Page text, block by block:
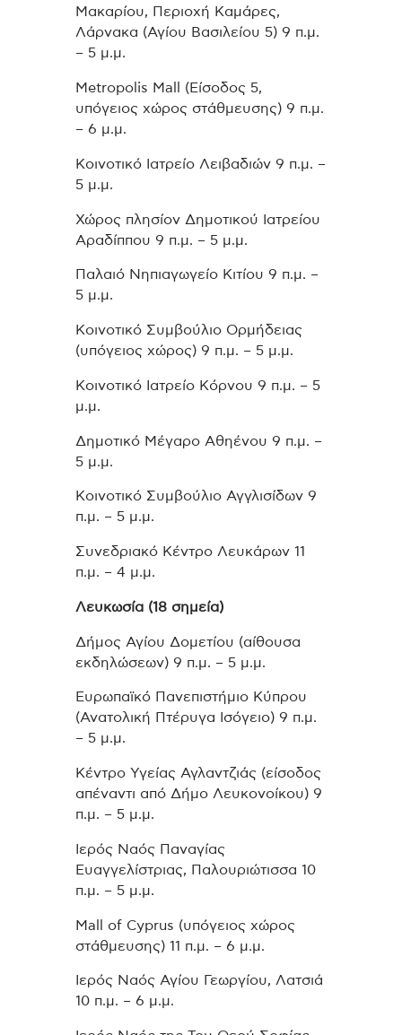
Μακαρίου, Περιοχή Καμάρες,
Λάρνακα (Αγίου Βασιλείου 5) 9 π.μ.
– 5 μ.μ.
Metropolis Mall (Είσοδος 5,
υπόγειος χώρος στάθμευσης) 9 π.μ.
– 6 μ.μ.
Κοινοτικό Ιατρείο Λειβαδιών 9 π.μ. –
5 μ.μ.
Χώρος πλησίον Δημοτικού Ιατρείου
Αραδίππου 9 π.μ. – 5 μ.μ.
Παλαιό Νηπιαγωγείο Κιτίου 9 π.μ. –
5 μ.μ.
Κοινοτικό Συμβούλιο Ορμήδειας
(υπόγειος χώρος) 9 π.μ. – 5 μ.μ.
Κοινοτικό Ιατρείο Κόρνου 9 π.μ. – 5
μ.μ.
Δημοτικό Μέγαρο Αθηένου 9 π.μ. –
5 μ.μ.
Κοινοτικό Συμβούλιο Αγγλισίδων 9
π.μ. – 5 μ.μ.
Συνεδριακό Κέντρο Λευκάρων 11
π.μ. – 4 μ.μ.
Λευκωσία (18 σημεία)
Δήμος Αγίου Δομετίου (αίθουσα
εκδηλώσεων) 9 π.μ. – 5 μ.μ.
Ευρωπαϊκό Πανεπιστήμιο Κύπρου
(Ανατολική Πτέρυγα Ισόγειο) 9 π.μ.
– 5 μ.μ.
Κέντρο Υγείας Αγλαντζιάς (είσοδος
απέναντι από Δήμο Λευκονοίκου) 9
π.μ. – 5 μ.μ.
Ιερός Ναός Παναγίας
Ευαγγελίστριας, Παλουριώτισσα 10
π.μ. – 5 μ.μ.
Mall of Cyprus (υπόγειος χώρος
στάθμευσης) 11 π.μ. – 6 μ.μ.
Ιερός Ναός Αγίου Γεωργίου, Λατσιά
10 π.μ. – 6 μ.μ.